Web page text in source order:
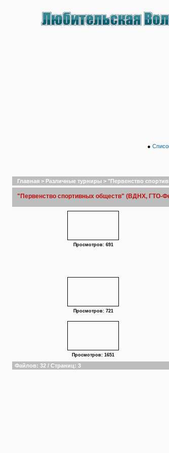
●
Главная > Различные турниры > "Первенство
"Первенство спортивных обществ" (ВДНХ, ГТО-
Просмотров: 691
Просмотров: 721
Просмотров: 1651
Файлов: 32 / Страниц: 3